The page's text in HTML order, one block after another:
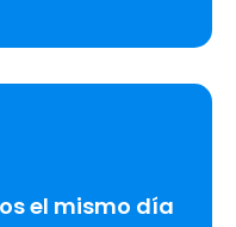
el mismo día